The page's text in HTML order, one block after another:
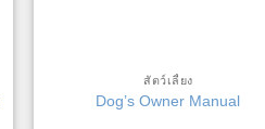
สัตว์เลี้ยง
Dog’s Owner Manual